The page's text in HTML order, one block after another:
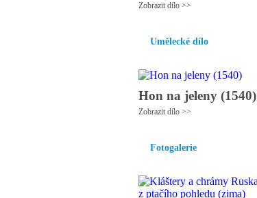
Zobrazit dílo >>
Umělecké dílo
Hon na jeleny (1540)
Zobrazit dílo >>
Fotogalerie